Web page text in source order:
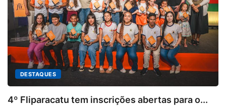
DESTAQUES
Fliparacatu tem inscrições abertas para o...